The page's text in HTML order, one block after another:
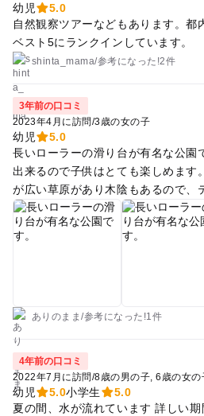
幼児
5.0
自然観察ツアーなどもあります。都
ベスト5にランクインしています。
shinta_mama/参考になった!2件
3年前の口コミ
2023年4月に訪問/3歳の女の子
幼児
5.0
長いローラーの滑り台が有名な公園
出来るので子供はとても楽しめます
が広い草原があり木陰もあるので、
クニックするのにいいです。 ちな
も飾られていて景色もいいです。
が、少なめ。 食べ物などは、持参し
ありのまま/参考になった!1件
4年前の口コミ
2022年7月に訪問/8歳の男の子 6歳の女の
幼児 5.0小学生
5.0
夏の間、水が流れています 詳しい